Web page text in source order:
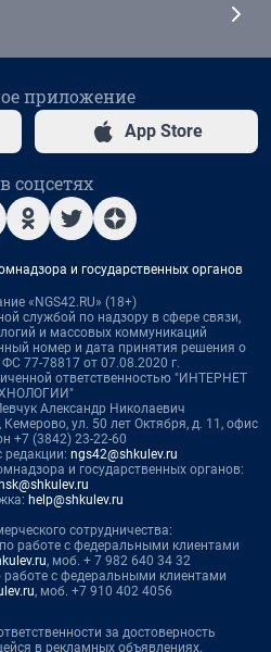
приложение
App Store
соцсетях
и государственных органов
«NGS42.RU» (18+)
службой по надзору в сфере связи,
и массовых коммуникаций
номер и дата принятия решения о
77-78817 от 07.08.2020 г.
ответственностью "ИНТЕРНЕТ
Александр Николаевич
ул. 50 лет Октября, д. 11, офис
+7 (3842) 23-22-60
редакции: ngs42@shkulev.ru
и государственных органов:
help@shkulev.ru
сотрудничества:
работе с федеральными клиентами
, моб. + 7 982 640 34 32
с федеральными клиентами
, моб. +7 910 402 4056
за достоверность
в рекламных объявлениях.